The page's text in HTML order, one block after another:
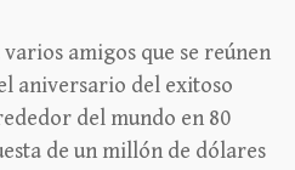
amigos que se reúnen
aniversario del exitoso
del mundo en 80
de un millón de dólares